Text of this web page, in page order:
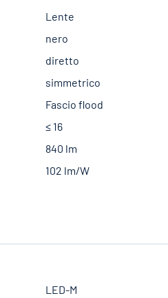
Lente
nero
diretto
simmetrico
Fascio flood
≤ 16
840 lm
102 lm/W
LED-M